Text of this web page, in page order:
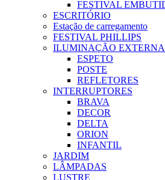
FESTIVAL
ESCRITÓRIO
Estação de carregamento
FESTIVAL PHILLIPS
ILUMINAÇÃO EXTERNA
ESPETO
POSTE
REFLETORES
INTERRUPTORES
BRAVA
DECOR
DELTA
ORION
INFANTIL
JARDIM
LÂMPADAS
LUSTRE